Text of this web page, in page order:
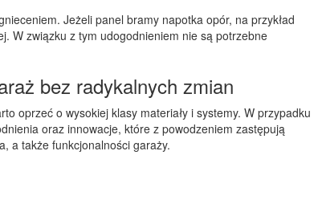
Jeżeli panel bramy napotka opór, na przykład
W związku z tym udogodnieniem nie są potrzebne
bez radykalnych zmian
oprzeć o wysokiej klasy materiały i systemy. W przypadku
oraz innowacje, które z powodzeniem zastępują
a także funkcjonalności garaży.